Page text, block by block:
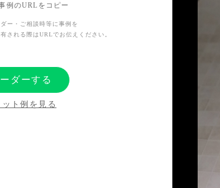
例のURLをコピー
ー・ご相談時等に事例を
有される際はURLでお伝えください。
ダーする
ト例を見る